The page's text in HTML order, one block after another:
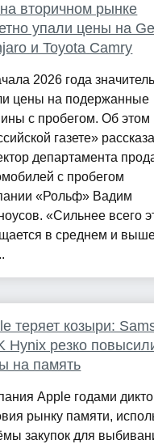
вторичном рынке
упали цены на
и Toyota Camry
2026 года
цены на подержанные
с пробегом. Об этом
газете»
департамента
с пробегом
«Рольф» Вадим
«Сильнее всего
в среднем и
теряет козыри:
Hynix резко
на память
Apple годами
рынку памяти,
закупок для